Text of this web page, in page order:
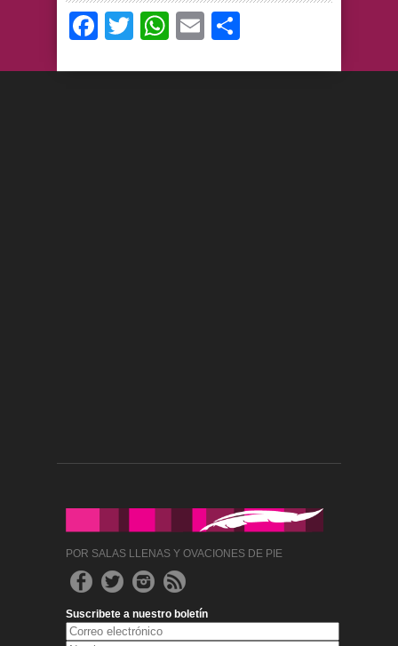
Facebook
TwitterWhatsApp
Email
POR SALAS LLENAS Y OVACIONES DE PIE
Suscribete a nuestro boletín